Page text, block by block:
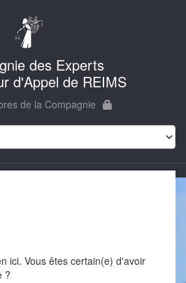
des Experts
d'Appel de REIMS
de la Compagnie
ici. Vous êtes certain(e) d'avoir
?